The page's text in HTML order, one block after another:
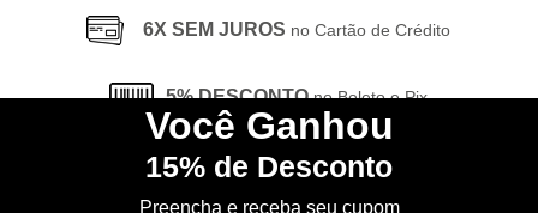
6X SEM JUROS no Cartão de Crédito
5% DESCONTO no Boleto e Pix
CONHEÇA nossa Loja Física
Você Ganhou
15% de Desconto
Preencha e receba seu cupom